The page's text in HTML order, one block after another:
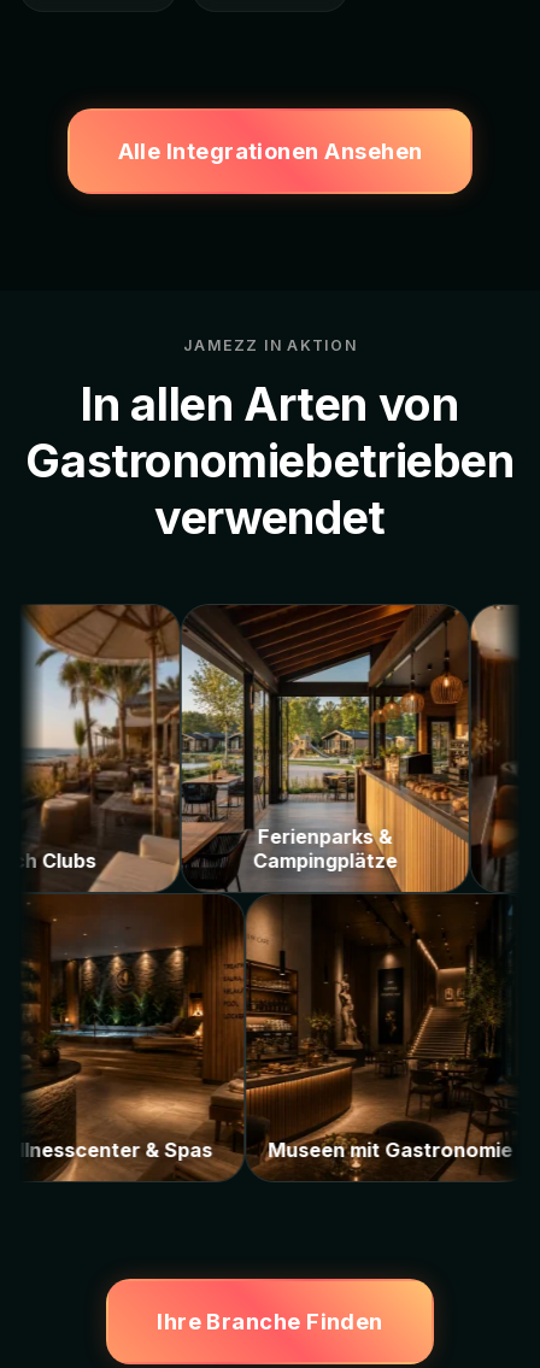
Alle Integrationen Ansehen
JAMEZZ IN AKTION
In allen Arten von
Gastronomiebetrieben
verwendet
Ferienparks &
Campingplätze
Hotels & Resorts
Wellnesscenter & Spas
Ihre Branche Finden